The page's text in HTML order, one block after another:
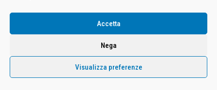
Accetta
Nega
Visualizza preferenze